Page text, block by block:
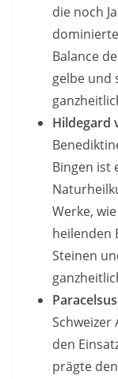
die noch
Balance
gelbe und
Hildegard
Bingen ist
Werke,
heilenden
Steinen
Schweizer
den
prägte